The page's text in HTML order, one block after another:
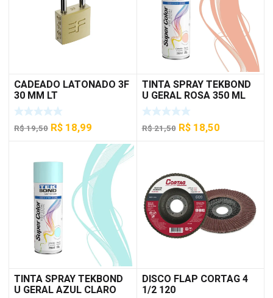
CADEADO LATONADO 3F
30 MM LT
R$19,50 O
R$ 19,50.
R$ 18,99
preço
atual
é:
R$ 18,99.
TINTA SPRAY TEKBOND
U GERAL ROSA 350 ML
R$21,50 O
era:
R$ 21,50.
R$18,50O
R$ 18,50.
TINTA SPRAY TEKBOND
U GERAL AZUL CLARO
DISCO FLAP CORTAG 4
1/2 120